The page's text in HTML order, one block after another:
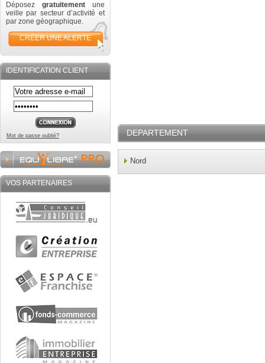
Déposez gratuitement une
veille par secteur d’activité et
par zone géographique.
CRÉER UNE ALERTE
IDENTIFICATION CLIENT
Mot de passe oublié?
VOS PARTENAIRES
DEPARTEMENT
Nord